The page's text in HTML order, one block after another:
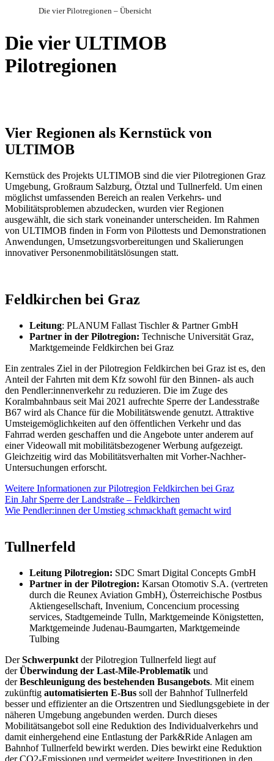
Die vier Pilotregionen – Übersicht
Die vier ULTIMOB
Pilotregionen
Vier Regionen als Kernstück von
ULTIMOB
Kernstück des Projekts ULTIMOB sind die vier Pilotregionen Graz
Umgebung, Großraum Salzburg, Ötztal und Tullnerfeld. Um einen
möglichst umfassenden Bereich an realen Verkehrs- und
Mobilitätsproblemen abzudecken, wurden vier Regionen
ausgewählt, die sich stark voneinander unterscheiden. Im Rahmen
von ULTIMOB finden in Form von Pilottests und Demonstrationen
Anwendungen, Umsetzungsvorbe­reitungen und Skalierungen
innovativer Personenmobilitätslösungen statt.
Feldkirchen bei Graz
Leitung: PLANUM Fallast Tischler & Partner GmbH
Partner in der Pilotregion: Technische Universität Graz,
Marktgemeinde Feldkirchen bei Graz
Ein zentrales Ziel in der Pilotregion Feldkirchen bei Graz ist es, den
Anteil der Fahrten mit dem Kfz sowohl für den Binnen- als auch
den Pendler:innenverkehr zu reduzieren. Die im Zuge des
Koralmbahnbaus seit Mai 2021 aufrechte Sperre der Landesstraße
B67 wird als Chance für die Mobilitätswende genutzt. Attraktive
Umsteigemöglichkeiten auf den öffentlichen Verkehr und das
Fahrrad werden geschaffen und die Angebote unter anderem auf
einer Videowall mit mobilitätsbezogener Werbung aufgezeigt.
Gleichzeitig wird das Mobilitätsverhalten mit Vorher-Nachher-
Untersuchungen erforscht.
Weitere Informationen zur Pilotregion Feldkirchen bei Graz
Ein Jahr Sperre der Landstraße – Feldkirchen
Wie Pendler:innen der Umstieg schmackhaft gemacht wird
Tullnerfeld
Leitung Pilotregion: SDC Smart Digital Concepts GmbH
Partner in der Pilotregion: ​ Karsan Otomotiv S.A. (vertreten
durch die Reunex Aviation GmbH), Österreichische Postbus
Aktiengesellschaft, Invenium, Concencium processing
services, Stadtgemeinde Tulln, Marktgemeinde Königstetten,
Marktgemeinde Judenau-Baumgarten, Marktgemeinde
Tulbing
DerSchwerpunkt der Pilotregion Tullnerfeld liegt auf
derÜberwindung der Last-Mile-Problematik und
derBeschleunigung des bestehenden Busangebots. Mit einem
zukünftig automatisierten E-Bus soll der Bahnhof Tullnerfeld
besser und effizienter an die Ortszentren und Siedlungsgebiete in der
näheren Umgebung angebunden werden. Durch dieses
Mobilitätsangebot soll eine Reduktion des Individu­alverkehrs und
damit einhergehend eine Entlastung der Park&Ride Anlagen am
Bahnhof Tullnerfeld bewirkt werden. Dies be­wirkt eine Reduktion